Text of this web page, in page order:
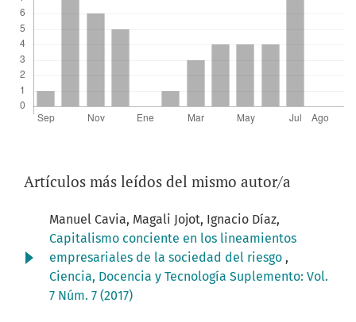
Artículos más leídos del mismo autor/a
Manuel Cavia, Magali Jojot, Ignacio Díaz,
Capitalismo conciente en los lineamientos
empresariales de la sociedad del riesgo ,
Ciencia, Docencia y Tecnología Suplemento: Vol.
7 Núm. 7 (2017)